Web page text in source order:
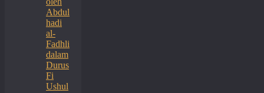
Abdul
hadi
al-
Fadhli
dalam
Durus
Fi
Ushul